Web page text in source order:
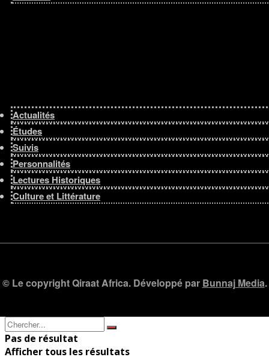
Actualités
Études
Suivis
Personnalités
Lectures Historiques
Culture et Littérature
© Le copyright Qiraat Africa. Développé par Bunnaj Media.
Pas de résultat
Afficher tous les résultats